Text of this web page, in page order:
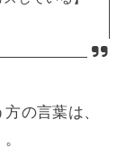
の言葉は、